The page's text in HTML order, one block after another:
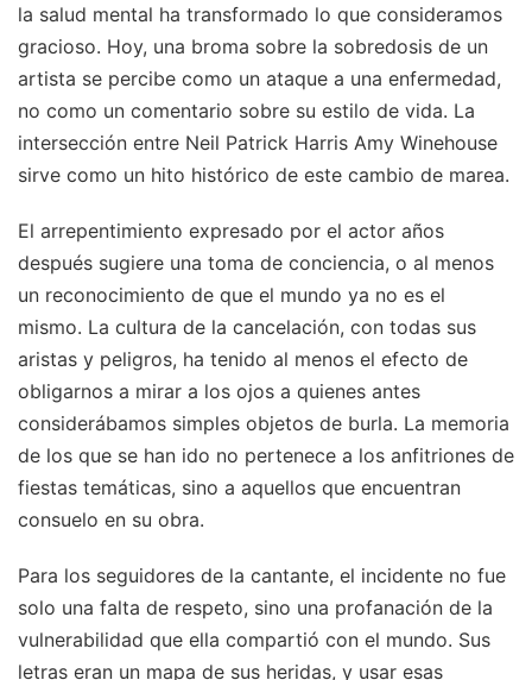
la salud mental ha transformado lo que consideramos
gracioso. Hoy, una broma sobre la sobredosis de un
artista se percibe como un ataque a una enfermedad,
no como un comentario sobre su estilo de vida. La
intersección entre Neil Patrick Harris Amy Winehouse
sirve como un hito histórico de este cambio de marea.
El arrepentimiento expresado por el actor años
después sugiere una toma de conciencia, o al menos
un reconocimiento de que el mundo ya no es el
mismo. La cultura de la cancelación, con todas sus
aristas y peligros, ha tenido al menos el efecto de
obligarnos a mirar a los ojos a quienes antes
considerábamos simples objetos de burla. La memoria
de los que se han ido no pertenece a los anfitriones de
fiestas temáticas, sino a aquellos que encuentran
consuelo en su obra.
Para los seguidores de la cantante, el incidente no fue
solo una falta de respeto, sino una profanación de la
vulnerabilidad que ella compartió con el mundo. Sus
letras eran un mapa de sus heridas, y usar esas